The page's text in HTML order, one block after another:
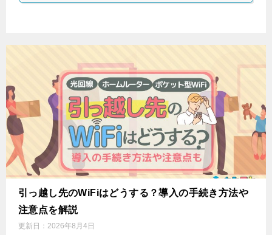
引っ越し先のWiFiはどうする？導入の手続き方法や
注意点を解説
更新日： 2026年8月4日